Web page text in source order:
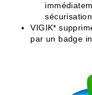
VIGIK*
par un badge